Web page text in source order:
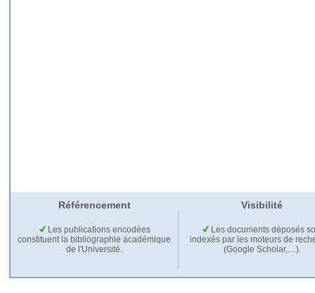
Référencement Visibilité
Les publications encodées
constituent la bibliographie académique
de l'Université.
Les documents déposés
indexés par les moteurs de
(Google Scholar,…).